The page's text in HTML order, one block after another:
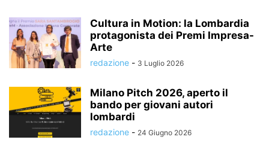
Cultura in Motion: la Lombardia
protagonista dei Premi Impresa-
Arte
redazione - 3 Luglio 2026
Milano Pitch 2026, aperto il
bando per giovani autori
lombardi
redazione - 24 Giugno 2026